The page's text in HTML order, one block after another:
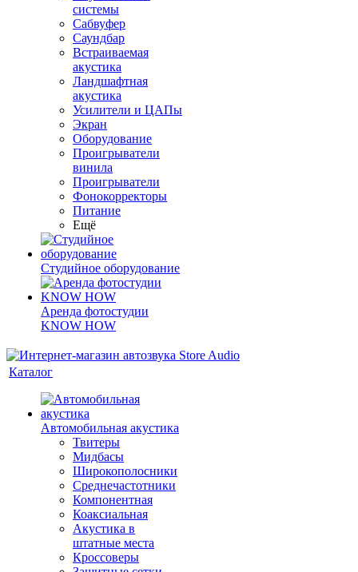
системы
Сабвуфер
Саундбар
Встраиваемая
акустика
Ландшафтная
акустика
Усилители и ЦАПы
Экран
Оборудование
Проигрыватели
винила
Проигрыватели
Фонокорректоры
Питание
Ещё
Студийное оборудование
Аренда фотостудии
KNOW HOW
Каталог
Автомобильная акустика
Твитеры
Мидбасы
Широкополосники
Среднечастотники
Компонентная
Коаксиальная
Акустика в
штатные места
Кроссоверы